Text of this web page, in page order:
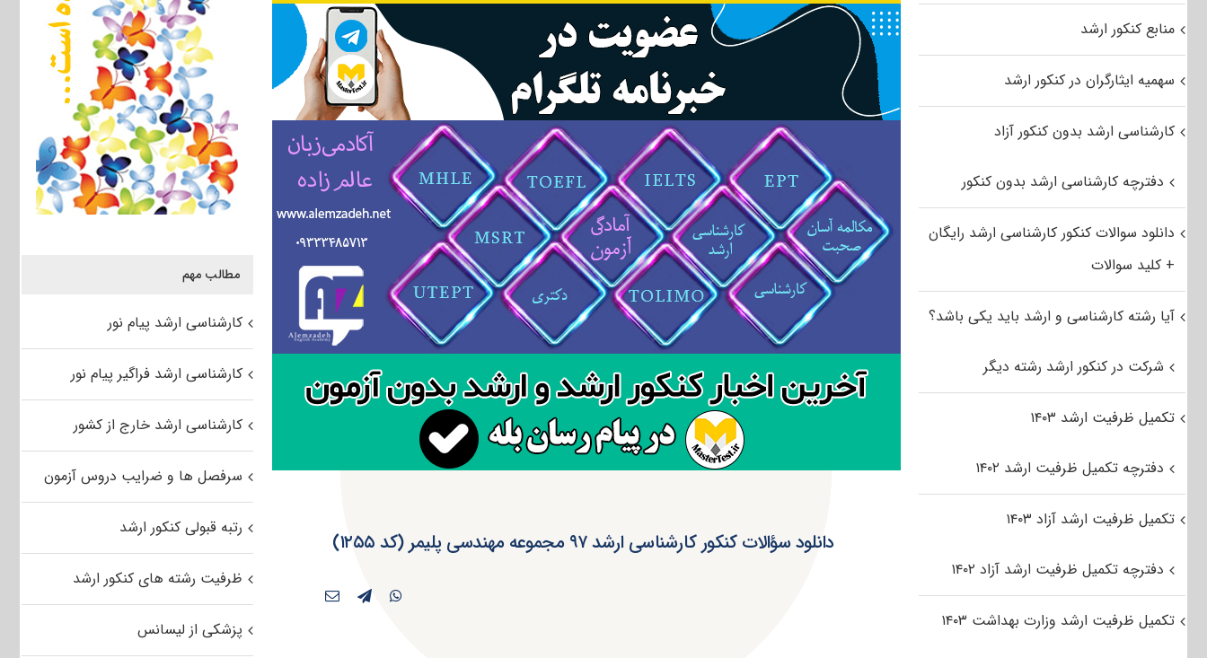
دانلود سؤالات کنکور کارشناسی ارشد ۹۷ مجموعه مهندسی پلیمر (کد ۱۲۵۵)
مطالب مهم
کارشناسی ارشد پیام نور
کارشناسی ارشد فراگیر پیام نور
کارشناسی ارشد خارج از کشور
سرفصل ها و ضرایب دروس آزمون
رتبه قبولی کنکور ارشد
ظرفیت رشته های کنکور ارشد
پزشکی از لیسانس
منابع کنکور ارشد
سهمیه ایثارگران در کنکور ارشد
کارشناسی ارشد بدون کنکور آزاد
دفترچه کارشناسی ارشد بدون کنکور
دانلود سوالات کنکور کارشناسی ارشد رایگان
+ کلید سوالات
آیا رشته کارشناسی و ارشد باید یکی باشد؟
شرکت در کنکور ارشد رشته دیگر
تکمیل ظرفیت ارشد ۱۴۰۳
دفترچه تکمیل ظرفیت ارشد ۱۴۰۲
تکمیل ظرفیت ارشد آزاد ۱۴۰۳
دفترچه تکمیل ظرفیت ارشد آزاد ۱۴۰۲
تکمیل ظرفیت ارشد وزارت بهداشت ۱۴۰۳